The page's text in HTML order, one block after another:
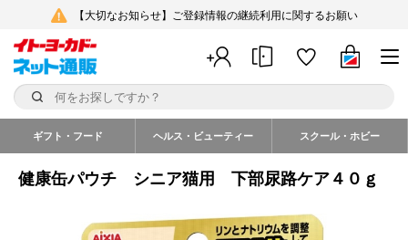
【大切なお知らせ】ご登録情報の継続利用に関するお願い
ギフト・フード ヘルス・ビューティー スクール・ホビー
健康缶パウチ シニア猫用 下部尿路ケア４０ｇ